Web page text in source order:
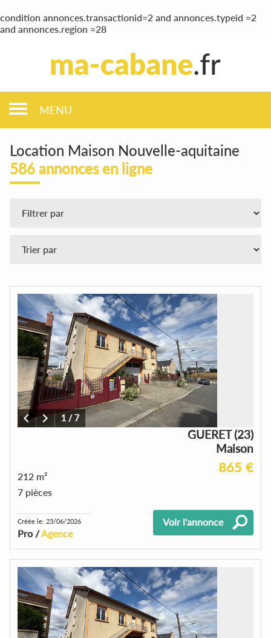
condition annonces.transactionid=2 and annonces.typeid =2
and annonces.region =28
MENU
Location Maison Nouvelle-aquitaine
586 annonces en ligne
1 /7
GUERET (23)
Maison
865 €
212 m²
7 pièces
Créée le: 23/06/2026
Pro /Agence
Voir l'annonce